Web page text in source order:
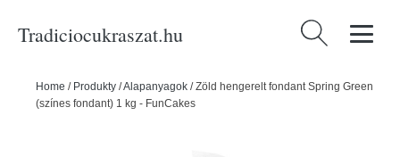
Tradiciocukraszat.hu Keresés:
Home / Produkty /Alapanyagok /Zöld hengerelt fondant Spring Green
(színes fondant) 1 kg - FunCakes